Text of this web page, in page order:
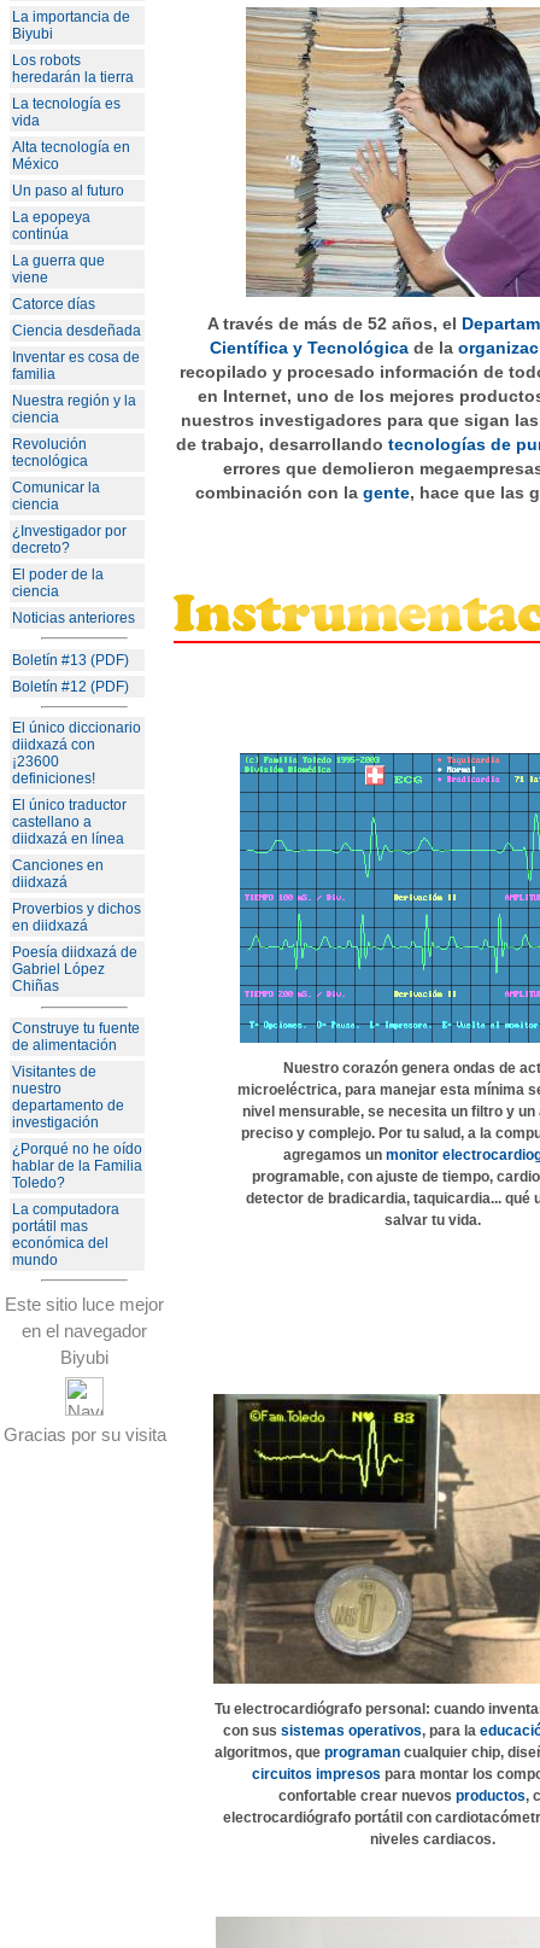
La importancia de
Biyubi
Los robots
heredarán la tierra
La tecnología es
vida
Alta tecnología en
México
Un paso al futuro
La epopeya
continúa
La guerra que
viene
Catorce días
Ciencia desdeñada
Inventar es cosa de
familia
Nuestra región y la
ciencia
Revolución
tecnológica
Comunicar la
ciencia
¿Investigador por
decreto?
El poder de la
ciencia
Noticias anteriores
Boletín #13 (PDF)
Boletín #12 (PDF)
El único diccionario
diidxazá con
¡23600
definiciones!
El único traductor
castellano a
diidxazá en línea
Canciones en
diidxazá
Proverbios y dichos
en diidxazá
Poesía diidxazá de
Gabriel López
Chiñas
Construye tu fuente
de alimentación
Visitantes de
nuestro
departamento de
investigación
¿Porqué no he oído
hablar de la Familia
Toledo?
La computadora
portátil mas
económica del
mundo
Este sitio luce mejor
en el navegador
Biyubi
Gracias por su visita
A través de más de 52 años, el
Científica y Tecnológica de la
recopilado y procesado información de
en Internet, uno de los mejores
nuestros investigadores para que sigan
de trabajo, desarrollando tecnologías de
errores que demolieron
combinación con la gente, hace que las
Nuestro corazón genera ondas de
microeléctrica, para manejar esta mínima
nivel mensurable, se necesita un filtro y
preciso y complejo. Por tu salud, a la
agregamos un monitor
programable, con ajuste de tiempo,
detector de bradicardia, taquicardia... qué
salvar tu vida.
Tu electrocardiógrafo personal: cuando
con sus sistemas operativos, para la
algoritmos, que programan cualquier chip,
circuitos impresos para montar los
confortable crear nuevos productos,
electrocardiógrafo portátil con
niveles cardiacos.